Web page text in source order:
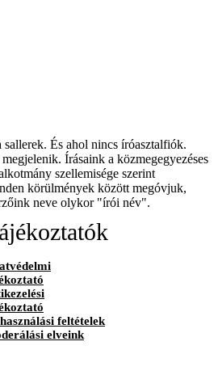
És ahol nincs íróasztalfiók.
Írásaink a közmegegyezéses
szellemisége szerint
körülmények között megóvjuk,
neve olykor "írói név".
feltételek
elveink